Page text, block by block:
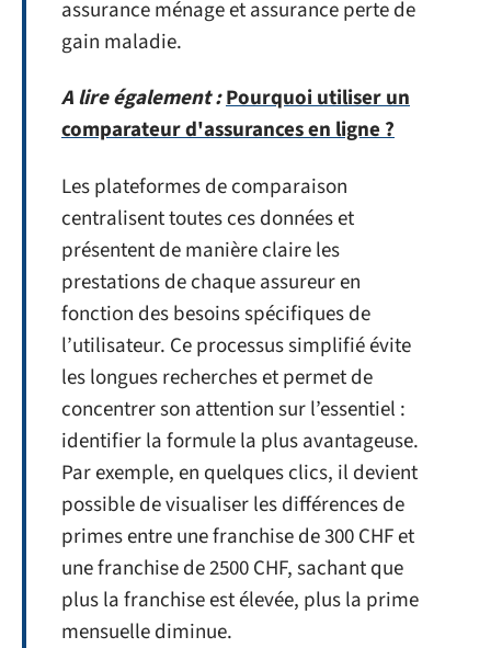
assurance ménage et assurance perte de
gain maladie.
A lire également :Pourquoi utiliser un
comparateur d'assurances en ligne ?
Les plateformes de comparaison
centralisent toutes ces données et
présentent de manière claire les
prestations de chaque assureur en
fonction des besoins spécifiques de
l’utilisateur. Ce processus simplifié évite
les longues recherches et permet de
concentrer son attention sur l’essentiel :
identifier la formule la plus avantageuse.
Par exemple, en quelques clics, il devient
possible de visualiser les différences de
primes entre une franchise de 300 CHF et
une franchise de 2500 CHF, sachant que
plus la franchise est élevée, plus la prime
mensuelle diminue.